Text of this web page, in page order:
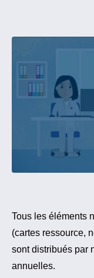
Tous les éléments
(cartes ressource,
sont distribués par
annuelles.